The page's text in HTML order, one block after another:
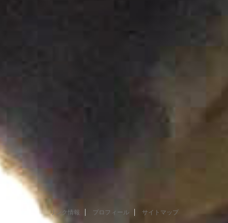
リンク情報 プロフィール サイトマップ